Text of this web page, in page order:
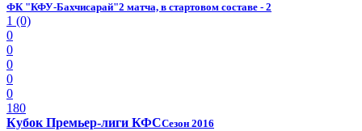
ФК "КФУ-Бахчисарай"2 матча, в стартовом составе - 2
1 (0)
0
0
0
0
0
180
Кубок Премьер-лиги КФССезон 2016